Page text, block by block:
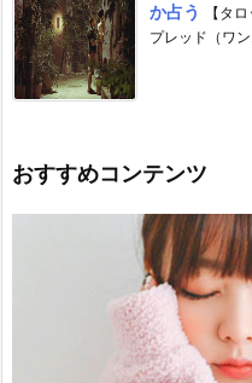
か占う
【タ
プレッド（ワ
おすすめコンテンツ